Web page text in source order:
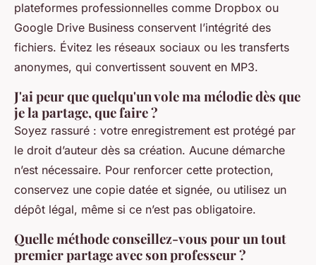
plateformes professionnelles comme Dropbox ou
Google Drive Business conservent l’intégrité des
fichiers. Évitez les réseaux sociaux ou les transferts
anonymes, qui convertissent souvent en MP3.
J'ai peur que quelqu'un vole ma mélodie dès que
je la partage, que faire ?
Soyez rassuré : votre enregistrement est protégé par
le droit d’auteur dès sa création. Aucune démarche
n’est nécessaire. Pour renforcer cette protection,
conservez une copie datée et signée, ou utilisez un
dépôt légal, même si ce n’est pas obligatoire.
Quelle méthode conseillez-vous pour un tout
premier partage avec son professeur ?